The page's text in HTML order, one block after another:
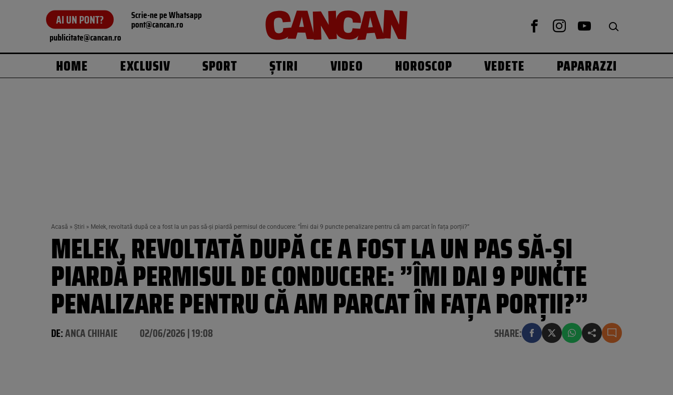
AI UN PONT? Scrie-ne pe Whatsapp
pont@cancan.ro
publicitate@cancan.ro
HOME EXCLUSIV SPORT ȘTIRI VIDEO HOROSCOP VEDETE PAPARAZZI
Acasă » Știri » Melek, revoltată după ce a fost la un pas să-și piardă permisul de conducere: ”Îmi dai 9 puncte penalizare pentru că am parcat în fața porții?”
MELEK, REVOLTATĂ DUPĂ CE A FOST LA UN PAS SĂ-ȘI
PIARDĂ PERMISUL DE CONDUCERE: ”ÎMI DAI 9 PUNCTE
PENALIZARE PENTRU CĂ AM PARCAT ÎN FAȚA PORȚII?”
DE:ANCA CHIHAIE 02/06/2026 | 19:08 SHARE: